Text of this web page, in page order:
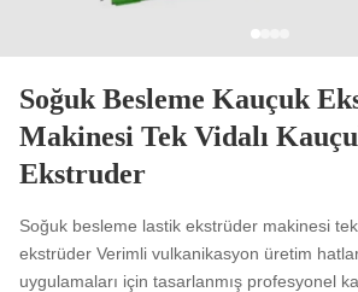
Soğuk Besleme Kauçuk
Makinesi Tek Vidalı
Ekstruder
Soğuk besleme lastik ekstrüder makinesi
ekstrüder Verimli vulkanikasyon üretim
uygulamaları için tasarlanmış profesyonel